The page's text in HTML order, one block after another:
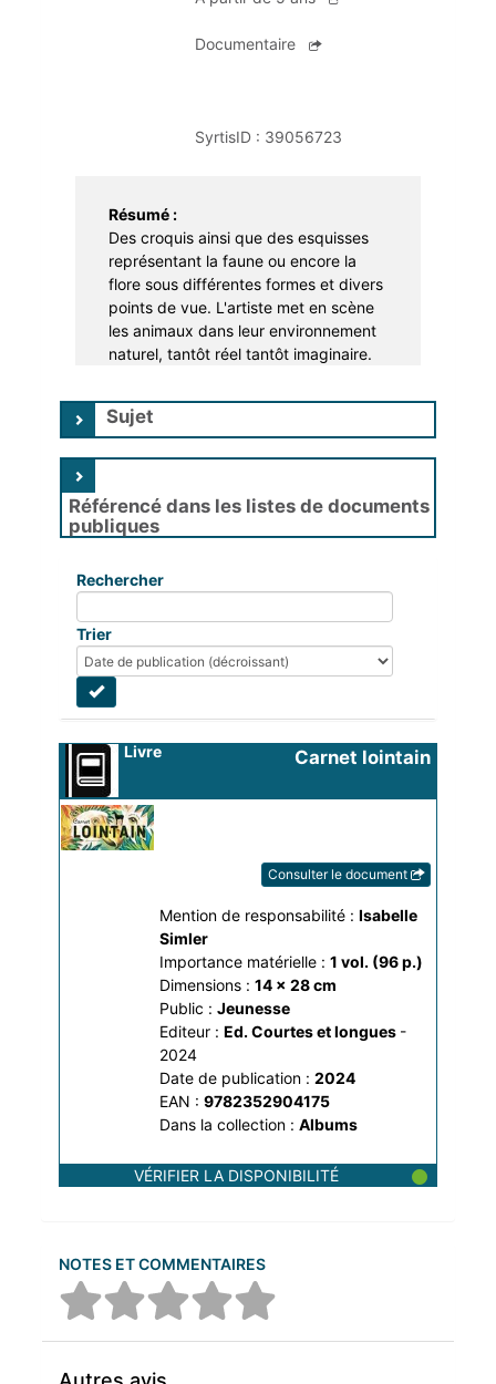
Documentaire
SyrtisID : 39056723
Résumé :
Des croquis ainsi que des esquisses
représentant la faune ou encore la
flore sous différentes formes et divers
points de vue. L'artiste met en scène
les animaux dans leur environnement
naturel, tantôt réel tantôt imaginaire.
Sujet
Référencé dans les listes de documents
publiques
Rechercher
Trier
Livre Carnet lointain
Consulter le document
Mention de responsabilité : Isabelle
Simler
Importance matérielle : 1 vol. (96 p.)
Dimensions : 14 x 28 cm
Public : Jeunesse
Editeur : Ed. Courtes et longues -
2024
Date de publication : 2024
EAN : 9782352904175
Dans la collection : Albums
VÉRIFIER LA DISPONIBILITÉ
NOTES ET COMMENTAIRES